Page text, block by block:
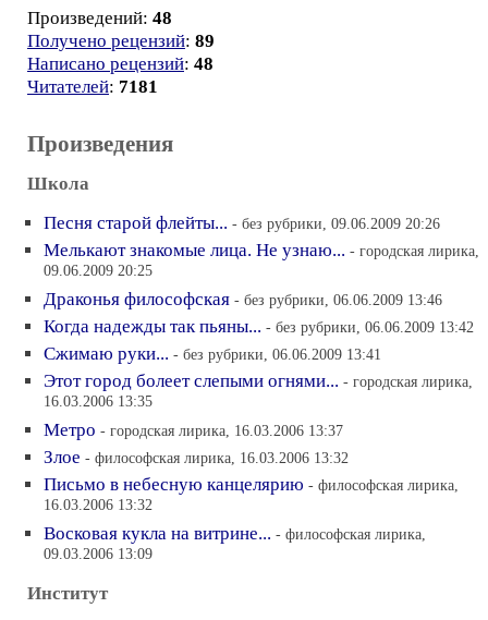
Произведений: 48
Получено рецензий: 89
Написано рецензий: 48
Читателей: 7181
Произведения
Школа
Песня старой флейты... - без рубрики, 09.06.2009 20:26
Мелькают знакомые лица. Не узнаю... - городская лирика,
09.06.2009 20:25
Драконья философская - без рубрики, 06.06.2009 13:46
Когда надежды так пьяны... - без рубрики, 06.06.2009 13:42
Сжимаю руки... - без рубрики, 06.06.2009 13:41
Этот город болеет слепыми огнями... - городская лирика,
16.03.2006 13:35
Метро - городская лирика, 16.03.2006 13:37
Злое - философская лирика, 16.03.2006 13:32
Письмо в небесную канцелярию - философская лирика,
16.03.2006 13:32
Восковая кукла на витрине... - философская лирика,
09.03.2006 13:09
Институт